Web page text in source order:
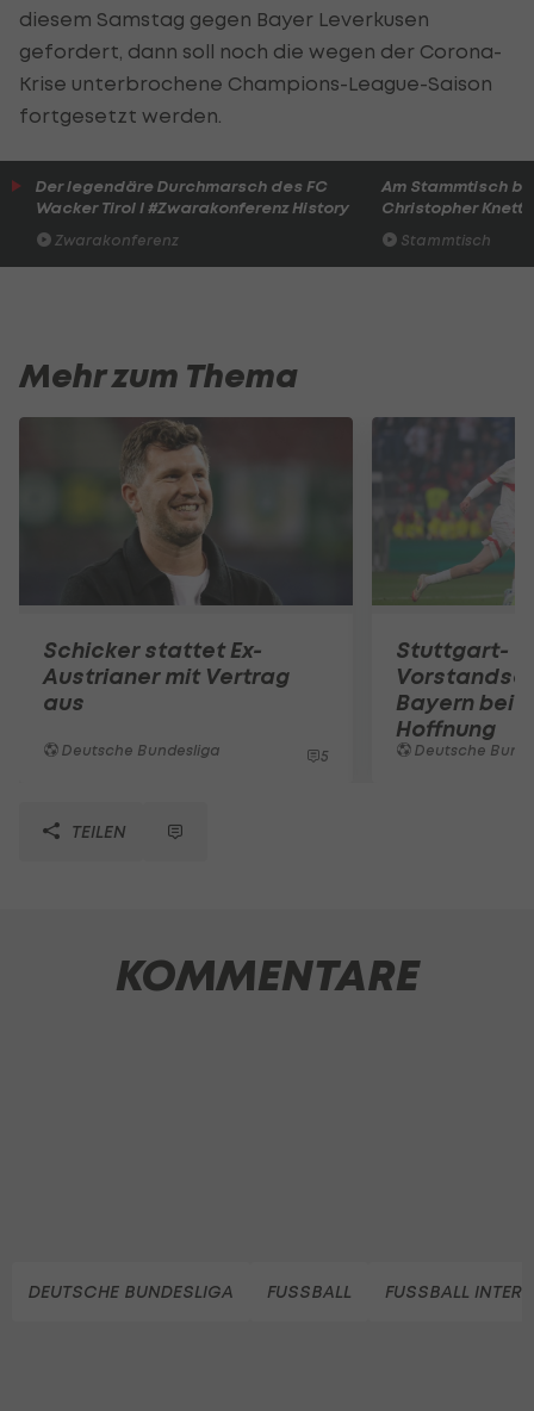
diesem Samstag gegen Bayer Leverkusen
gefordert, dann soll noch die wegen der Corona-
Krise unterbrochene Champions-League-Saison
fortgesetzt werden.
Der legendäre Durchmarsch des FC
Wacker Tirol I #Zwarakonferenz History
Zwarakonferenz
Am Stammtisch
Christopher Knett
Stammtisch
Mehr zum Thema
Schicker stattet Ex-
Austrianer mit Vertrag
aus
Deutsche Bundesliga 5
Stuttgart-
Bayern bei
Hoffnung
Deutsche
TEILEN
KOMMENTARE
DEUTSCHE BUNDESLIGA FUSSBALL FUSSBALL